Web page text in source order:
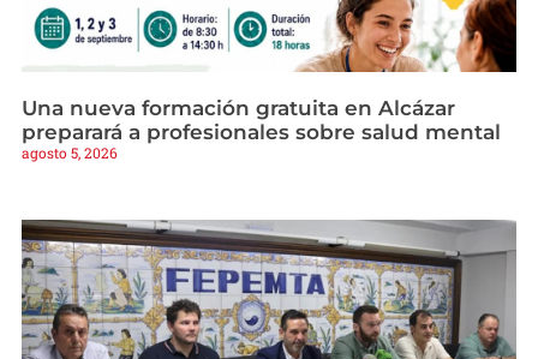
Una nueva formación gratuita en Alcázar
preparará a profesionales sobre salud mental
agosto 5, 2026